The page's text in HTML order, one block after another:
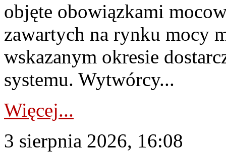
objęte obowiązkami
zawartych na rynku mocy
wskazanym okresie
systemu. Wytwórcy...
Więcej...
3 sierpnia 2026, 16:08